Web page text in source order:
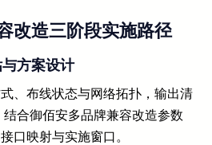
改造三阶段实施路径
方案设计
、布线状态与网络拓扑，输出清
合御佰安多品牌兼容改造参数
口映射与实施窗口。